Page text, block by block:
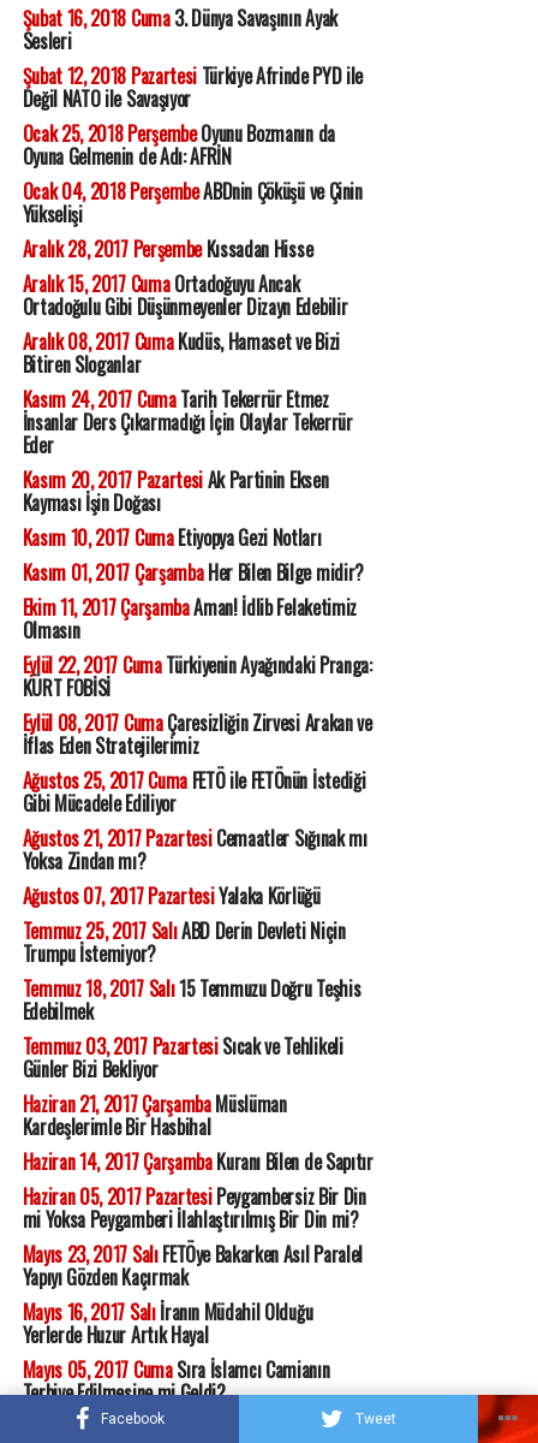
Facebook Tweet
Şubat 16, 2018 Cuma3. Dünya Savaşının Ayak
Sesleri
Şubat 12, 2018 PazartesiTürkiye Afrinde PYD ile
Değil NATO ile Savaşıyor
Ocak 25, 2018 PerşembeOyunu Bozmanın da
Oyuna Gelmenin de Adı: AFRİN
Ocak 04, 2018 PerşembeABDnin Çöküşü ve Çinin
Yükselişi
Aralık 28, 2017 PerşembeKıssadan Hisse
Aralık 15, 2017 CumaOrtadoğuyu Ancak
Ortadoğulu Gibi Düşünmeyenler Dizayn Edebilir
Aralık 08, 2017 CumaKudüs, Hamaset ve Bizi
Bitiren Sloganlar
Kasım 24, 2017 CumaTarih Tekerrür Etmez
İnsanlar Ders Çıkarmadığı İçin Olaylar Tekerrür
Eder
Kasım 20, 2017 PazartesiAk Partinin Eksen
Kayması İşin Doğası
Kasım 10, 2017 CumaEtiyopya Gezi Notları
Kasım 01, 2017 ÇarşambaHer Bilen Bilge midir?
Ekim 11, 2017 ÇarşambaAman! İdlib Felaketimiz
Olmasın
Eylül 22, 2017 CumaTürkiyenin Ayağındaki Pranga:
KÜRT FOBİSİ
Eylül 08, 2017 CumaÇaresizliğin Zirvesi Arakan ve
İflas Eden Stratejilerimiz
Ağustos 25, 2017 CumaFETÖ ile FETÖnün İstediği
Gibi Mücadele Ediliyor
Ağustos 21, 2017 PazartesiCemaatler Sığınak mı
Yoksa Zindan mı?
Ağustos 07, 2017 PazartesiYalaka Körlüğü
Temmuz 25, 2017 SalıABD Derin Devleti Niçin
Trumpu İstemiyor?
Temmuz 18, 2017 Salı15 Temmuzu Doğru Teşhis
Edebilmek
Temmuz 03, 2017 PazartesiSıcak ve Tehlikeli
Günler Bizi Bekliyor
Haziran 21, 2017 ÇarşambaMüslüman
Kardeşlerimle Bir Hasbihal
Haziran 14, 2017 ÇarşambaKuranı Bilen de Sapıtır
Haziran 05, 2017 PazartesiPeygambersiz Bir Din
mi Yoksa Peygamberi İlahlaştırılmış Bir Din mi?
Mayıs 23, 2017 SalıFETÖye Bakarken Asıl Paralel
Yapıyı Gözden Kaçırmak
Mayıs 16, 2017 Salıİranın Müdahil Olduğu
Yerlerde Huzur Artık Hayal
Mayıs 05, 2017 CumaSıra İslamcı Camianın
Terbiye Edilmesine mi Geldi?
Nisan 28, 2017 Cuma
Erdoğancılar ve Tayyipçiler